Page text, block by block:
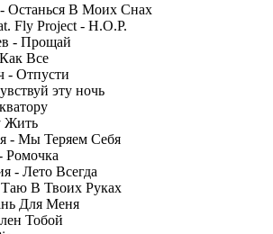
Останься В Моих Снах
Fly Project - H.O.P.
- Прощай
Все
- Отпусти
эту ночь
Жить
- Мы Теряем Себя
Ромочка
- Лето Всегда
В Твоих Руках
Для Меня
Тобой